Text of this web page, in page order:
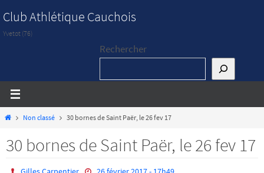
vers
le
Club Athlétique Cauchois
Yvetot (76)
Rechercher
HomeNon classé 30 bornes de Saint Paër, le 26 fev 17
30 bornes de Saint Paër, le 26 fev 17